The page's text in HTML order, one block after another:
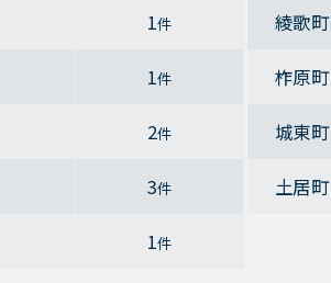
1件
1件
2件
3件
1件
綾歌
柞原町
城東町
土居町